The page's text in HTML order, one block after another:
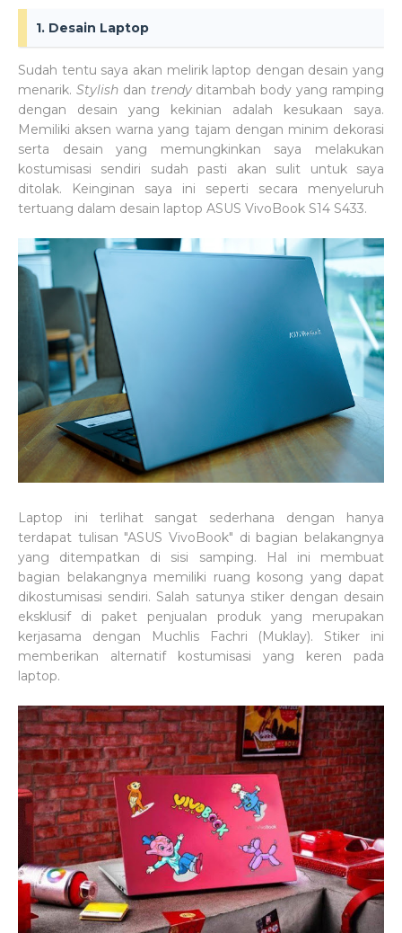
1. Desain Laptop
Sudah tentu saya akan melirik laptop dengan desain yang
menarik. Stylish dan trendy ditambah body yang ramping
dengan desain yang kekinian adalah kesukaan saya.
Memiliki aksen warna yang tajam dengan minim dekorasi
serta desain yang memungkinkan saya melakukan
kostumisasi sendiri sudah pasti akan sulit untuk saya
ditolak. Keinginan saya ini seperti secara menyeluruh
tertuang dalam desain laptop ASUS VivoBook S14 S433.
Laptop ini terlihat sangat sederhana dengan hanya
terdapat tulisan "ASUS VivoBook" di bagian belakangnya
yang ditempatkan di sisi samping. Hal ini membuat
bagian belakangnya memiliki ruang kosong yang dapat
dikostumisasi sendiri. Salah satunya stiker dengan desain
eksklusif di paket penjualan produk yang merupakan
kerjasama dengan Muchlis Fachri (Muklay). Stiker ini
memberikan alternatif kostumisasi yang keren pada
laptop.